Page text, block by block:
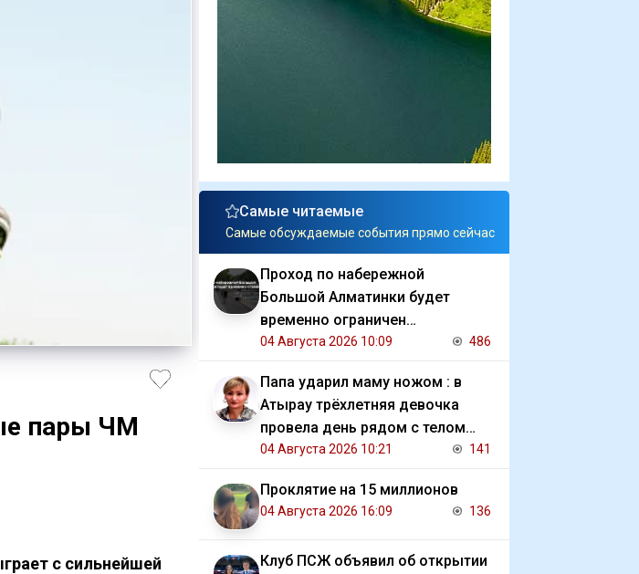
пары ЧМ
с сильнейшей
Самые читаемые
Самые обсуждаемые события прямо сейчас
Проход по набережной
Большой Алматинки будет
временно ограничен
Аналитический интернет журнал
04 Августа 2026 10:09 486
Папа ударил маму ножом : в
Атырау трёхлетняя девочка
провела день рядом с телом
убитой матери
04 Августа 2026 10:21 141
Проклятие на 15 миллионов
04 Августа 2026 16:09 136
Клуб ПСЖ объявил об открытии